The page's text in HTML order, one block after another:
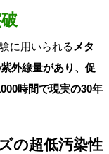
に用いられる メタ
外線量があり、促
時間で現実の30年
の超低汚染性